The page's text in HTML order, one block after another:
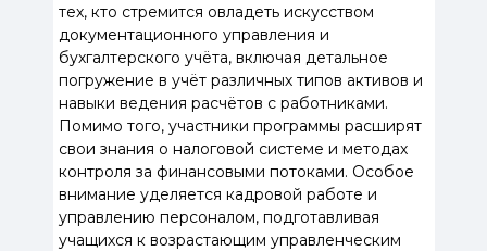
тех, кто стремится овладеть искусством
документационного управления и
бухгалтерского учёта, включая детальное
погружение в учёт различных типов активов и
навыки ведения расчётов с работниками.
Помимо того, участники программы расширят
свои знания о налоговой системе и методах
контроля за финансовыми потоками. Особое
внимание уделяется кадровой работе и
управлению персоналом, подготавливая
учащихся к возрастающим управленческим